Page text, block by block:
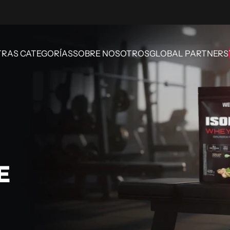
CATEGORÍASSOBRE NOSOTROS
SOBRE NOSOTROS
GLOBAL PARTNERS